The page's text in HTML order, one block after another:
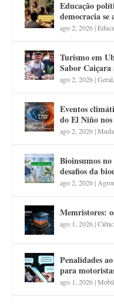
Educação
democracia
ago 2, 2026|
Turismo em
Sabor Caiçara
ago 2, 2026|Geral
Eventos
do El Niño
ago 2, 2026|
Bioinsumos
desafios da
ago 2, 2026|
Memristores:
ago 1, 2026|
Penalidades
para
ago 1, 2026|